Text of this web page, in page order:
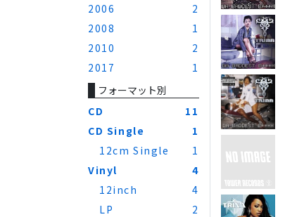
2006
2
2008
1
2010
2
2017
1
フォーマット別
CD
11
CD Single
1
12cm Single
1
Vinyl
4
12inch
4
LP
2